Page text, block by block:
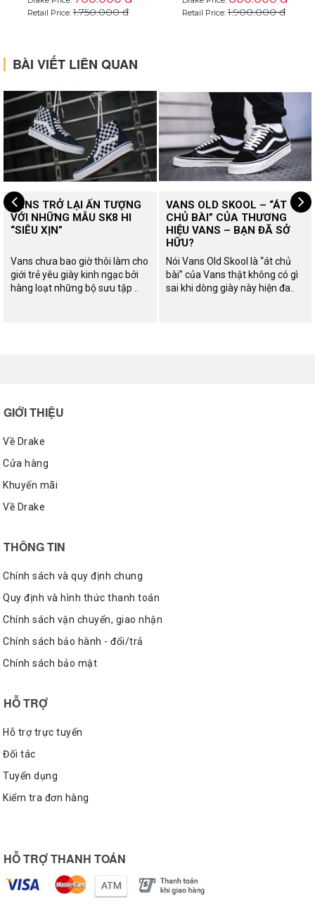
Retail Price:1.750.000 đ Retail Price:1.900.000 đ
BÀI VIẾT LIÊN QUAN
VANS TRỞ LẠI ẤN TƯỢNG
VỚI NHỮNG MẪU SK8 HI
“SIÊU XỊN”
Vans chưa bao giờ thôi làm cho
giới trẻ yêu giày kinh ngạc bởi
hàng loạt những bộ sưu tập ..
VANS OLD SKOOL – “ÁT
CHỦ BÀI” CỦA THƯƠNG
HIỆU VANS – BẠN ĐÃ SỞ
HỮU?
Nói Vans Old Skool là “át chủ
bài” của Vans thật không có gì
sai khi dòng giày này hiện đa..
GIỚI THIỆU
Về Drake
Cửa hàng
Khuyến mãi
Về Drake
THÔNG TIN
Chính sách và quy định chung
Quy định và hình thức thanh toán
Chính sách vận chuyển, giao nhận
Chính sách bảo hành - đổi/trả
Chính sách bảo mật
HỖ TRỢ
Hỗ trợ trực tuyến
Đối tác
Tuyển dụng
Kiểm tra đơn hàng
HỖ TRỢ THANH TOÁN